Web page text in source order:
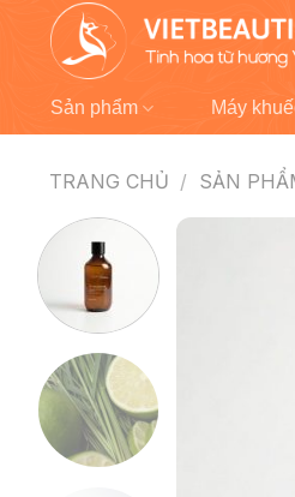
Chuyển
Sản phẩm Máy
TRANG CHỦ / SẢN